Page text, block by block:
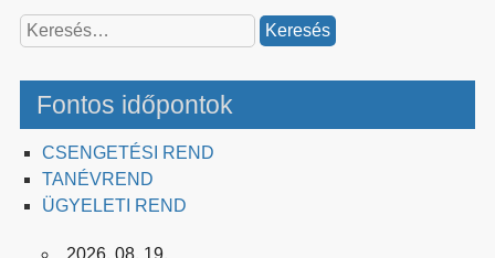
Keresés:
Fontos időpontok
CSENGETÉSI REND
TANÉVREND
ÜGYELETI REND
2026. 08. 19.